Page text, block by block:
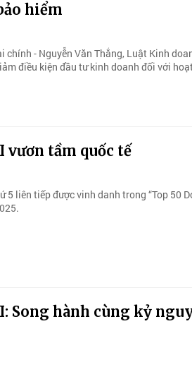
hiểm
chính - Nguyễn Văn Thắng, Luật Kinh
điều kiện đầu tư kinh doanh đối với
vươn tầm quốc tế
5 liên tiếp được vinh danh trong “Top 50
Song hành cùng kỷ